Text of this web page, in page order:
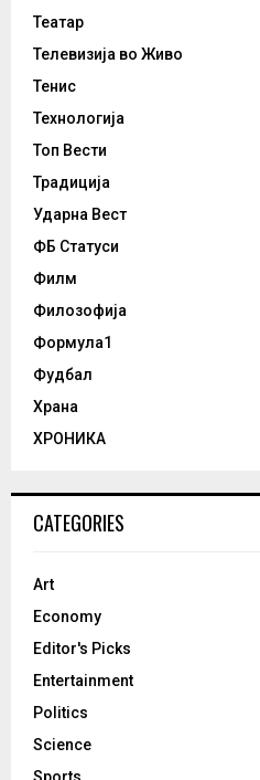
Театар
Телевизија во Живо
Тенис
Технологија
Топ Вести
Традиција
Ударна Вест
ФБ Статуси
Филм
Филозофија
Формула1
Фудбал
Храна
ХРОНИКА
CATEGORIES
Art
Economy
Editor's Picks
Entertainment
Politics
Science